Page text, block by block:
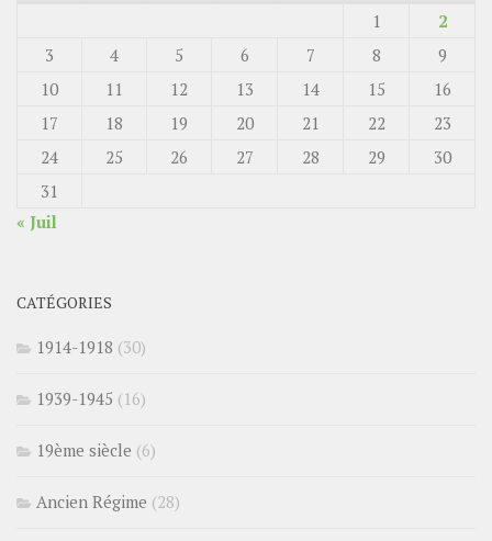
1
2
3
4 5 6 7 8
9
10
11 12 13 14 15
16
17
18 19 20 21 22
23
24
25 26 27 28 29
30
31
« Juil
CATÉGORIES
1914-1918 (30)
1939-1945 (16)
19ème siècle (6)
Ancien Régime (28)